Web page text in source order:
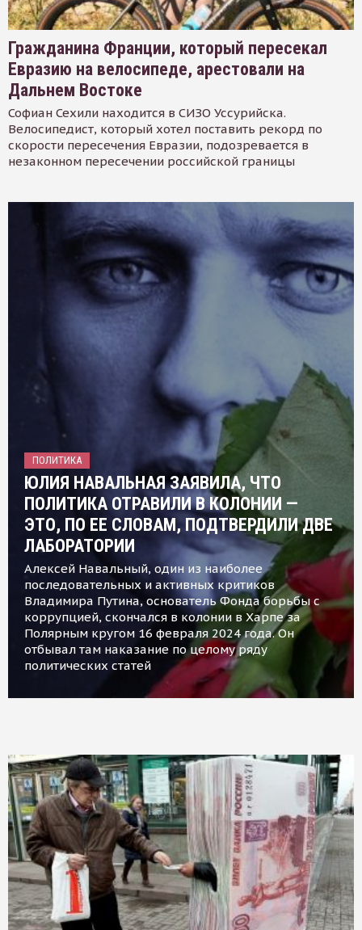
Гражданина Франции, который пересекал
Евразию на велосипеде, арестовали на
Дальнем Востоке
Софиан Сехили находится в СИЗО Уссурийска.
Велосипедист, который хотел поставить рекорд по
скорости пересечения Евразии, подозревается в
незаконном пересечении российской границы
ПОЛИТИКА
ЮЛИЯ НАВАЛЬНАЯ ЗАЯВИЛА, ЧТО
ПОЛИТИКА ОТРАВИЛИ В КОЛОНИИ —
ЭТО, ПО ЕЕ СЛОВАМ, ПОДТВЕРДИЛИ ДВЕ
ЛАБОРАТОРИИ
Алексей Навальный, один из наиболее
последовательных и активных критиков
Владимира Путина, основатель Фонда борьбы с
коррупцией, скончался в колонии в Харпе за
Полярным кругом 16 февраля 2024 года. Он
отбывал там наказание по целому ряду
политических статей